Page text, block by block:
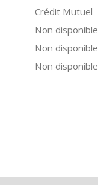
Crédit Mutuel
Non disponible
Non disponible
Non disponible